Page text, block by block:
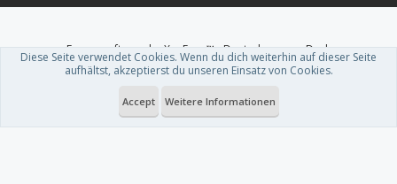
Forum software by XenForo™-Deutsch von xenDach
Theme designed byThemeHouse .
Du betrachtest gerade: habe ich meine cpu, durch ein bios update kaputt
Diese Seite verwendet Cookies. Wenn du dich weiterhin auf dieser Seite
aufhältst, akzeptierst du unseren Einsatz von Cookies.
Accept Weitere Informationen